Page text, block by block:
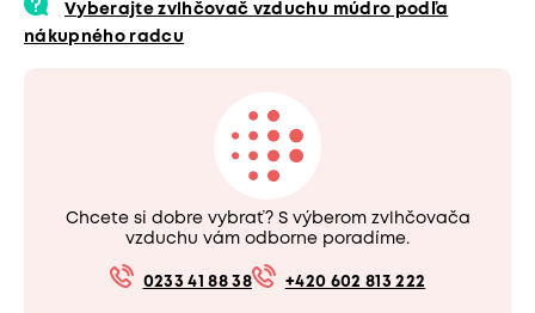
Vyberajte zvlhčovač vzduchu múdro podľa
nákupného radcu
Chcete si dobre vybrať? S výberom zvlhčovača
vzduchu vám odborne poradíme.
0233 41 88 38 +420 602 813 222